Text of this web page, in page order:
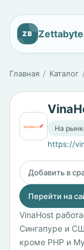
ZB Zettabyte
Главная Каталог
На
https://
Добавить в
Перейти на
VinaHost
Сингапуре и
кроме PHP и